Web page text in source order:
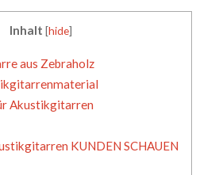
Inhalt [hide]
aus Zebraholz
Akustikgitarren
KUNDEN SCHAUEN